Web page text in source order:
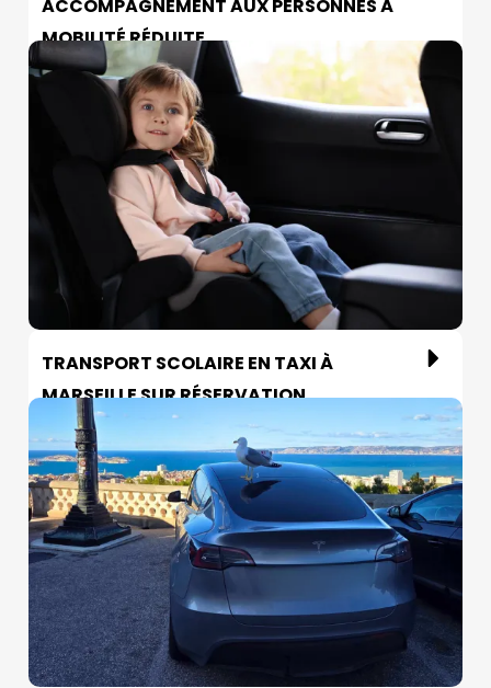
ACCOMPAGNEMENT AUX PERSONNES À
MOBILITÉ RÉDUITE
TRANSPORT SCOLAIRE EN TAXI À
MARSEILLE SUR RÉSERVATION